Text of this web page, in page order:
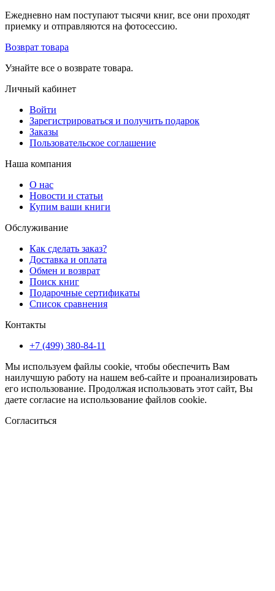
Ежедневно нам поступают тысячи книг, все они проходят
приемку и отправляются на фотосессию.
Возврат товара
Узнайте все о возврате товара.
Личный кабинет
Войти
Зарегистрироваться и получить подарок
Заказы
Пользовательское соглашение
Наша компания
О нас
Новости и статьи
Купим ваши книги
Обслуживание
Как сделать заказ?
Доставка и оплата
Обмен и возврат
Поиск книг
Подарочные сертификаты
Список сравнения
Контакты
+7 (499) 380-84-11
Мы используем файлы cookie, чтобы обеспечить Вам
наилучшую работу на нашем веб-сайте и проанализировать
его использование. Продолжая использовать этот сайт, Вы
даете согласие на использование файлов cookie.
Согласиться